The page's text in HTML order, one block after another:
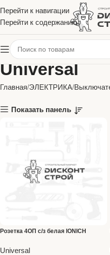
Перейти к навигации
Перейти к содержанию
Universal
Главная ЭЛЕКТРИКА
Показать панель
Розетка 4ОП с/з белая IONICH
Universal